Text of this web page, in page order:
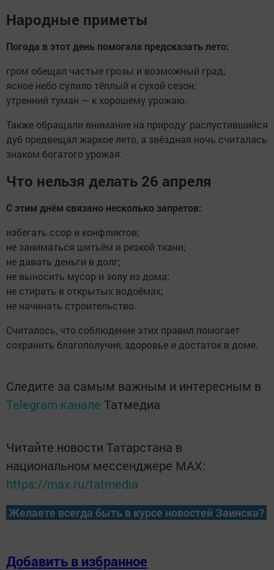
Народные приметы
Погода в этот день помогала предсказать лето:
гром обещал частые грозы и возможный град;
ясное небо сулило тёплый и сухой сезон;
утренний туман — к хорошему урожаю.
Также обращали внимание на природу: распустившийся
дуб предвещал жаркое лето, а звёздная ночь считалась
знаком богатого урожая.
Что нельзя делать 26 апреля
С этим днём связано несколько запретов:
избегать ссор и конфликтов;
не заниматься шитьём и резкой ткани;
не давать деньги в долг;
не выносить мусор и золу из дома;
не стирать в открытых водоёмах;
не начинать строительство.
Считалось, что соблюдение этих правил помогает
сохранить благополучие, здоровье и достаток в доме.
Следите за самым важным и интересным в
Telegram-канале Татмедиа
Читайте новости Татарстана в
национальном мессенджере MАХ:
https://max.ru/tatmedia
Желаете всегда быть в курсе новостей Заинска?
Добавить в избранное